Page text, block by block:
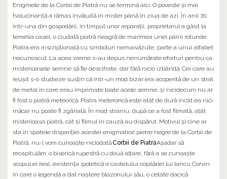
Enigmele de la Corbii de Piatră nu se termină aici. O poveste și mai
halucinantă a rămas învăluită în mister până în ziua de azi. În anii 70,
într-una din gospodării, în timpul unor reparații, proprietarul a găsit la
temelia casei, o ciudată piatră neagră de marimea unei pâini rotunde.
Piatra era inscripționată cu simboluri nemaivăzute, parte a unui alfabet
necunoscut. La acea vreme s-au depus nenumărate eforturi pentru ca
misterioasele semne să fie descifrate, dar fără nicio izbândă. Cei care au
reușit s-o studieze susțin că într-un mod bizar era acoperită de un strat
de metal în care erau imprimate toate acele semne, și nicidecum nu ar
fi fost o piatră meteorică. Piatra meterorică este atât de dură încât ea nici
măcar nu poate fi zgâriată. În mod straniu, după ce a fost filmată, atât
misterioasa piatră, cât și filmul în cauză au dispărut. Motivul și cine ar
sta în spatele dispariției acestei enigmatice pietre negre de la Corbii de
Piatră, nu-l vom cunoaște niciodată.Corbii de PiatrăAșadar să
recapitulăm: o biserică rupestră cu două altare, fără a se cunoaște
scopul ei real, existența ipotetică a castelului copilăriei lui Iancu Corvin
în care o legendă a dat naștere blazonului său, o cetate dacică